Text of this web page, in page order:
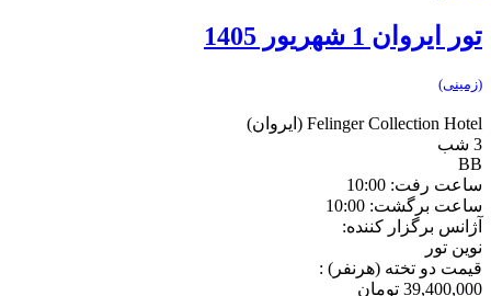
تور ایروان 1 شهریور 1405
(زمینی)
Felinger Collection Hotel (ایروان)
3 شب
BB
ساعت رفت: 10:00
ساعت برگشت: 10:00
آژانس برگزار کننده:
نوین تور
قیمت دو تخته (هرنفر) :
39,400,000 تومان